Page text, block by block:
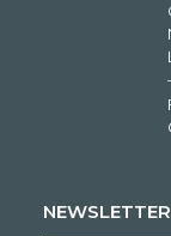
NEWSLETTER